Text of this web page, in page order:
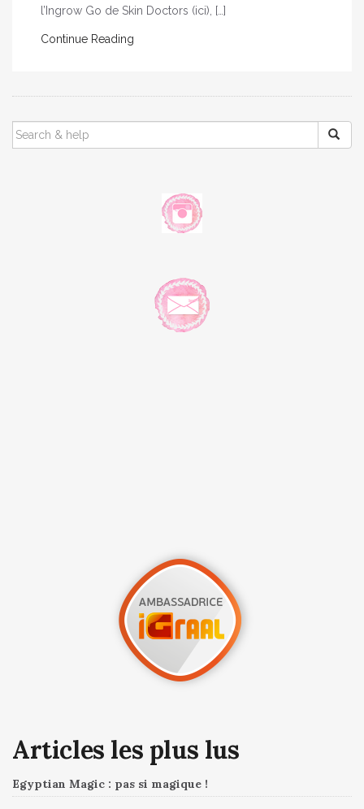
l’Ingrow Go de Skin Doctors (ici), […]
Continue Reading
SEARCH
FOR:
Articles les plus lus
Egyptian Magic : pas si magique !